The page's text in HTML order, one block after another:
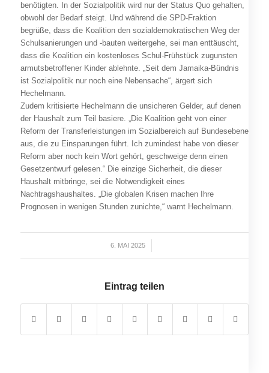
benötigten. In der Sozialpolitik wird nur der Status Quo gehalten,
obwohl der Bedarf steigt. Und während die SPD-Fraktion
begrüße, dass die Koalition den sozialdemokratischen Weg der
Schulsanierungen und -bauten weitergehe, sei man enttäuscht,
dass die Koalition ein kostenloses Schul-Frühstück zugunsten
armutsbetroffener Kinder ablehnte. „Seit dem Jamaika-Bündnis
ist Sozialpolitik nur noch eine Nebensache“, ärgert sich
Hechelmann.
Zudem kritisierte Hechelmann die unsicheren Gelder, auf denen
der Haushalt zum Teil basiere. „Die Koalition geht von einer
Reform der Transferleistungen im Sozialbereich auf Bundesebene
aus, die zu Einsparungen führt. Ich zumindest habe von dieser
Reform aber noch kein Wort gehört, geschweige denn einen
Gesetzentwurf gelesen.“ Die einzige Sicherheit, die dieser
Haushalt mitbringe, sei die Notwendigkeit eines
Nachtragshaushaltes. „Die globalen Krisen machen Ihre
Prognosen in wenigen Stunden zunichte,“ warnt Hechelmann.
6. MAI 2025
/
Eintrag teilen